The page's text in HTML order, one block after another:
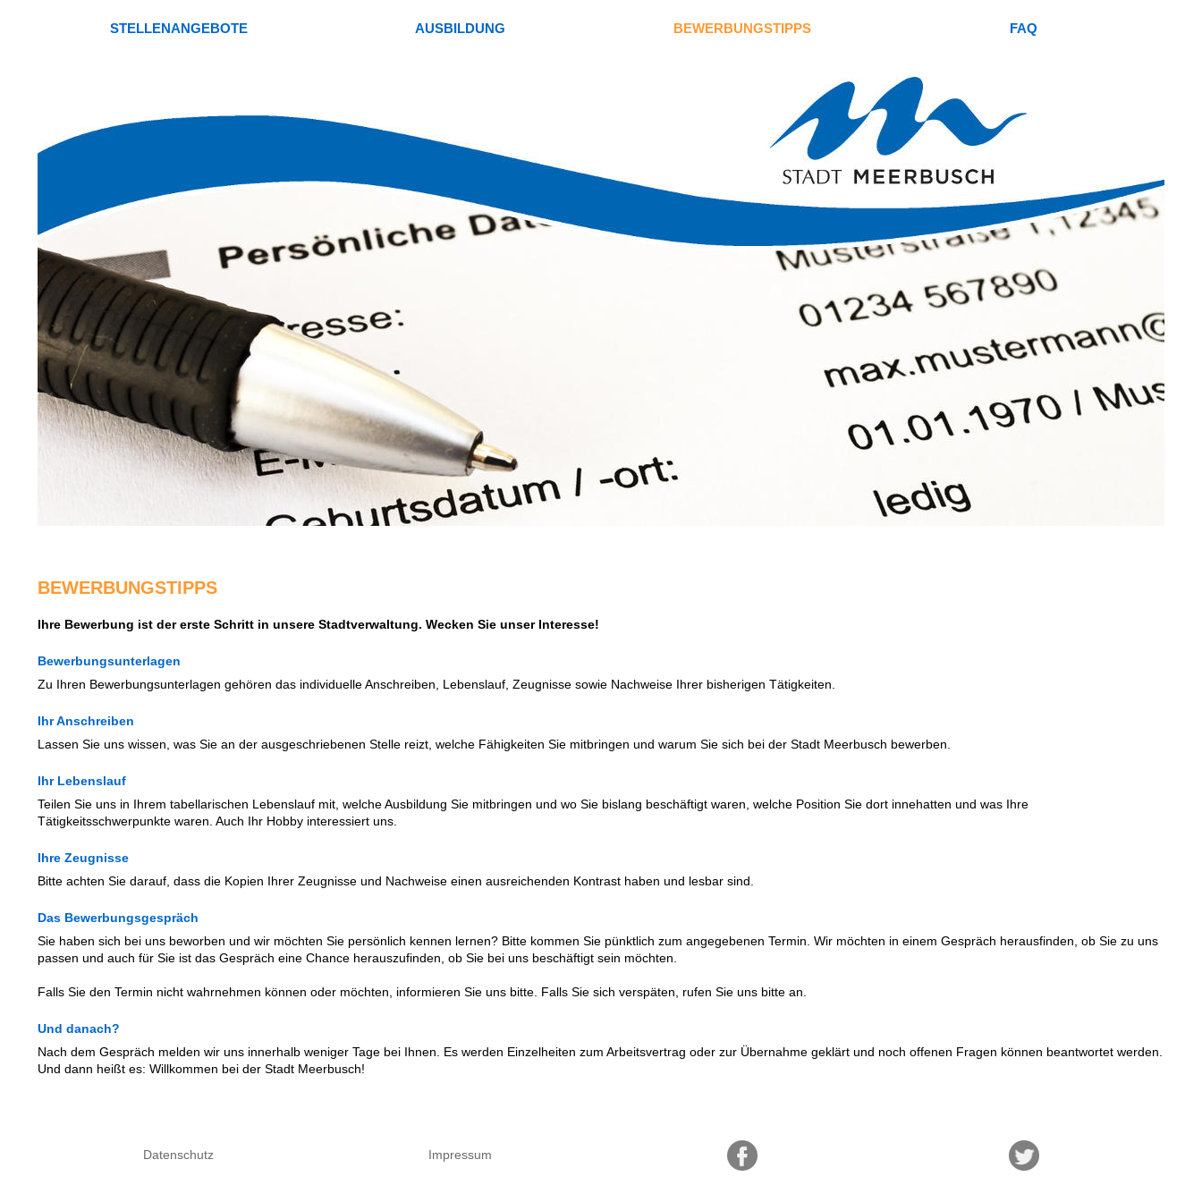
STELLENANGEBOTE AUSBILDUNG BEWERBUNGSTIPPS FAQ
BEWERBUNGSTIPPS
Ihre Bewerbung ist der erste Schritt in unsere Stadtverwaltung. Wecken Sie unser Interesse!
Bewerbungsunterlagen
Zu Ihren Bewerbungsunterlagen gehören das individuelle Anschreiben, Lebenslauf, Zeugnisse sowie Nachweise Ihrer bisherigen Tätigkeiten.
Ihr Anschreiben
Lassen Sie uns wissen, was Sie an der ausgeschriebenen Stelle reizt, welche Fähigkeiten Sie mitbringen und warum Sie sich bei der Stadt Meerbusch bewerben.
Ihr Lebenslauf
Teilen Sie uns in Ihrem tabellarischen Lebenslauf mit, welche Ausbildung Sie mitbringen und wo Sie bislang beschäftigt waren, welche Position Sie dort innehatten und was Ihre
Tätigkeitsschwerpunkte waren. Auch Ihr Hobby interessiert uns.
Ihre Zeugnisse
Bitte achten Sie darauf, dass die Kopien Ihrer Zeugnisse und Nachweise einen ausreichenden Kontrast haben und lesbar sind.
Das Bewerbungsgespräch
Sie haben sich bei uns beworben und wir möchten Sie persönlich kennen lernen? Bitte kommen Sie pünktlich zum angegebenen Termin. Wir möchten in einem Gespräch herausfinden, ob Sie zu uns
passen und auch für Sie ist das Gespräch eine Chance herauszufinden, ob Sie bei uns beschäftigt sein möchten.
Falls Sie den Termin nicht wahrnehmen können oder möchten, informieren Sie uns bitte. Falls Sie sich verspäten, rufen Sie uns bitte an.
Und danach?
Nach dem Gespräch melden wir uns innerhalb weniger Tage bei Ihnen. Es werden Einzelheiten zum Arbeitsvertrag oder zur Übernahme geklärt und noch offenen Fragen können beantwortet werden.
Und dann heißt es: Willkommen bei der Stadt Meerbusch!
Datenschutz Impressum